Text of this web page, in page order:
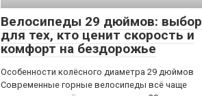
Велосипеды 29 дюймов: выбор
для тех, кто ценит скорость и
комфорт на бездорожье
Особенности колёсного диаметра 29 дюймов
Современные горные велосипеды всё чаще